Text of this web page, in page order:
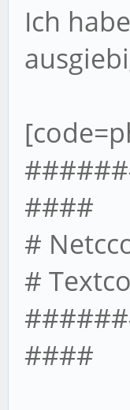
Ich
####
#
#
####